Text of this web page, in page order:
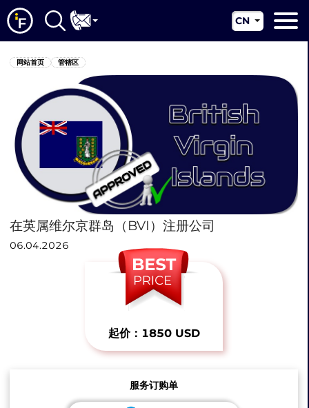
关于我们
配套服务
新闻资讯
管辖区
CN
EN
网站首页 管辖区
在英属维尔京群岛（BVI）注册公司
06.04.2026
起价：1850 USD
服务订购单